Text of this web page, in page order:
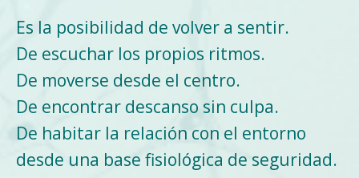
Es la posibilidad de volver a sentir.
De escuchar los propios ritmos.
De moverse desde el centro.
De encontrar descanso sin culpa.
De habitar la relación con el entorno
desde una base fisiológica de seguridad.